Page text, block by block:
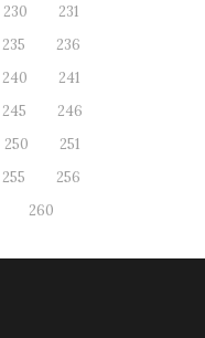
230
231
235
236
240
241
245
246
250
251
255
256
260